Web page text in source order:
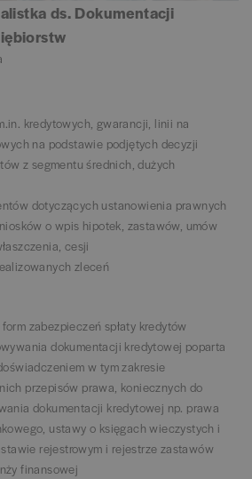
ds. Dokumentacji
kredytowych, gwarancji, linii na
na podstawie podjętych decyzji
z segmentu średnich, dużych
dotyczących ustanowienia prawnych
o wpis hipotek, zastawów, umów
cesji
zleceń
zabezpieczeń spłaty kredytów
dokumentacji kredytowej poparta
w tym zakresie
przepisów prawa, koniecznych do
dokumentacji kredytowej np. prawa
ustawy o księgach wieczystych i
rejestrowym i rejestrze zastawów
finansowej